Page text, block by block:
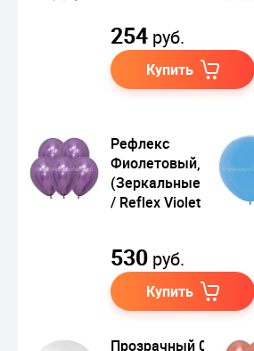
254 руб.
Купить
Рефлекс
Фиолетовый,
(Зеркальные шары)
/ Reflex Violet 12,5 см
530 руб.
Купить
Прозрачный 00,